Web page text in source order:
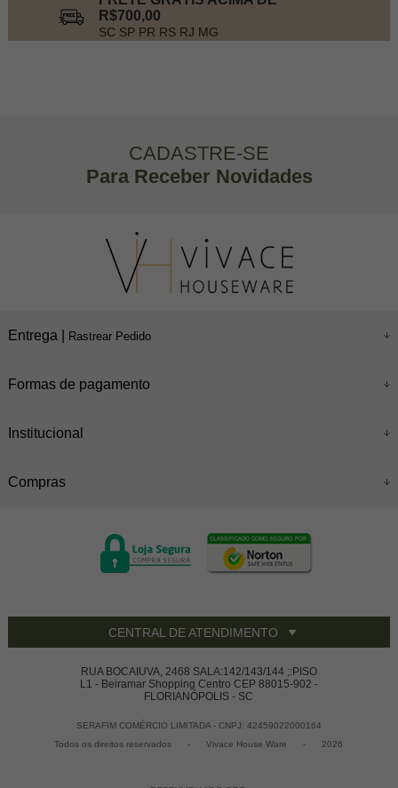
R$700,00
SC SP PR RS RJ MG
CADASTRE-SE
Para Receber Novidades
Entrega | Rastrear Pedido
Formas de pagamento
Institucional
Compras
CENTRAL DE ATENDIMENTO
RUA BOCAIUVA, 2468 SALA:142/143/144 ;:PISO
L1 - Beiramar Shopping Centro CEP 88015-902 -
FLORIANÓPOLIS - SC
SERAFIM COMÉRCIO LIMITADA - CNPJ: 42459022000164
Todos os direitos reservados
- Vivace House Ware - 2026